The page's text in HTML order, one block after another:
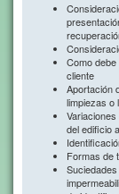
Como
cliente
Aportación
limpiezas o
del edificio
Formas de